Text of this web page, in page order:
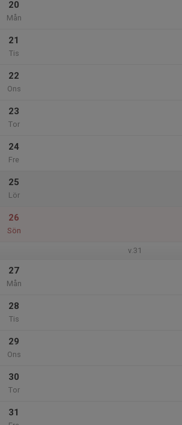
20
Mån
21
Tis
22
Ons
23
Tor
24
Fre
25
Lör
26
Sön
v.31
27
Mån
28
Tis
29
Ons
30
Tor
31